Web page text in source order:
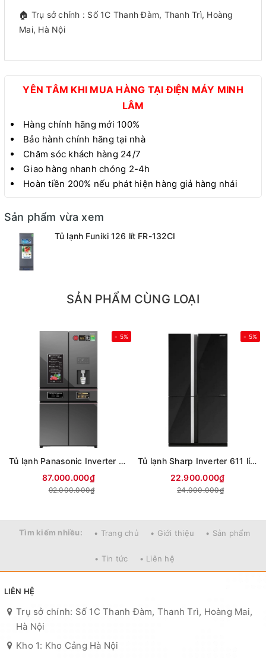
🏠 Trụ sở chính : Số 1C Thanh Đàm, Thanh Trì, Hoàng
Mai, Hà Nội
YÊN TÂM KHI MUA HÀNG TẠI ĐIỆN MÁY MINH
LÂM
Hàng chính hãng mới 100%
Bảo hành chính hãng tại nhà
Chăm sóc khách hàng 24/7
Giao hàng nhanh chóng 2-4h
Hoàn tiền 200% nếu phát hiện hàng giả hàng nhái
Sản phẩm vừa xem
Tủ lạnh Funiki 126 lít FR-132CI
SẢN PHẨM CÙNG LOẠI
- 5%
Tủ lạnh Panasonic Inverter 650 lít PRIME+ Edition Multi Door NR-WY720ZMMV
87.000.000₫
92.000.000₫
- 5%
Tủ lạnh Sharp Inverter 611 lít Multi Door SJ-FXPI700VG-BK
22.900.000₫
24.000.000₫
Tìm kiếm nhiều: • Trang chủ • Giới thiệu • Sản phẩm
• Tin tức • Liên hệ
LIÊN HỆ
Trụ sở chính: Số 1C Thanh Đàm, Thanh Trì, Hoàng Mai,
Hà Nội
Kho 1: Kho Cảng Hà Nội